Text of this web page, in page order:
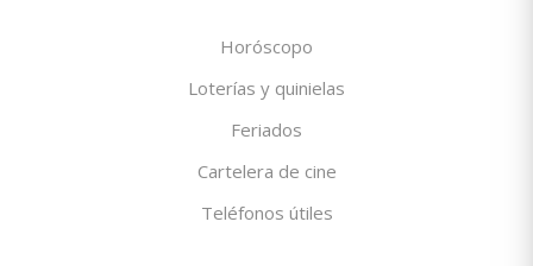
Horóscopo
Loterías y quinielas
Feriados
Cartelera de cine
Teléfonos útiles